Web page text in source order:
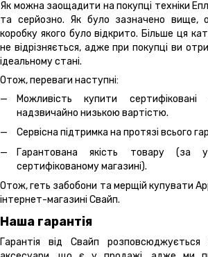
Як можна заощадити на покупці техніки
та серйозно. Як було зазначено вище,
коробку якого було відкрито. Більше ця
не відрізняється, адже при покупці ви
ідеальному стані.
Отож, переваги наступні:
Можливість купити
надзвичайно низькою вартістю.
Сервісна підтримка на протязі всього
Гарантована якість товару (за
сертифікованому магазині).
Отож, геть забобони та мерщій купувати
інтернет-магазині Свайп.
Наша гарантія
Гарантія від Свайп